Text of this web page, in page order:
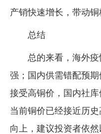
产销快速增长，带动铜
总结
总的来看，海外
强；国内供需错配预
接受高铜价，国内社库
当前铜价已经接近历
向上，建议投资者依然